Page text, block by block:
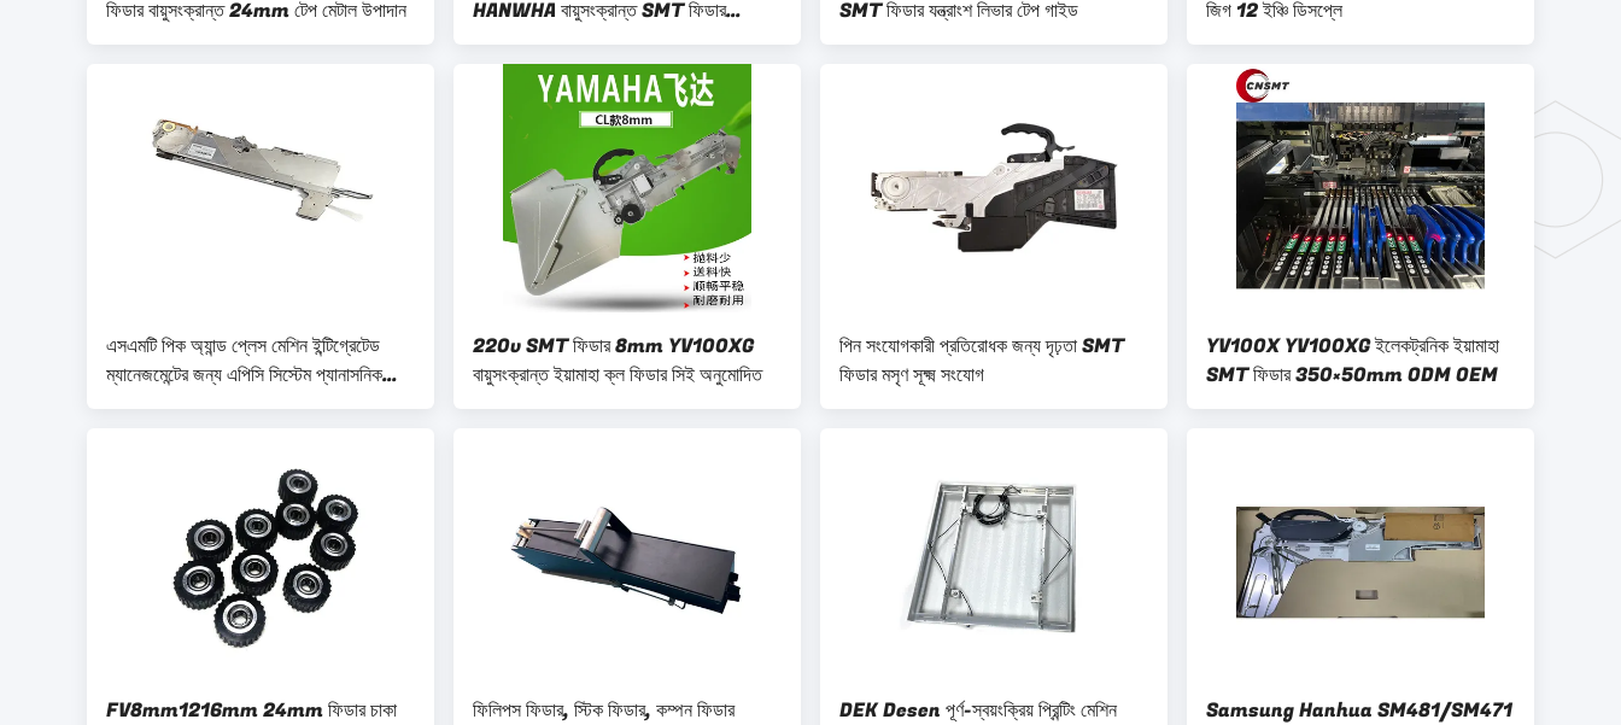
ফিডার বায়ুসংক্রান্ত 24mm টেপ মেটাল উপাদান
HANWHA বায়ুসংক্রান্ত SMT ফিডার
16mm 12mm
SMT ফিডার যন্ত্রাংশ লিভার টেপ গাইড
জিগ 12 ইঞ্চি ডিসপ্লে
এসএমটি পিক অ্যান্ড প্লেস মেশিন ইন্টিগ্রেটেড
ম্যানেজমেন্টের জন্য এপিসি সিস্টেম প্যানাসনিক
এনপিএম ফিডার
220v SMT ফিডার 8mm YV100XG
বায়ুসংক্রান্ত ইয়ামাহা ক্ল ফিডার সিই অনুমোদিত
পিন সংযোগকারী প্রতিরোধক জন্য দৃঢ়তা SMT
ফিডার মসৃণ সূক্ষ্ম সংযোগ
YV100X YV100XG ইলেকট্রনিক ইয়ামাহা
SMT ফিডার 350×50mm ODM OEM
FV8mm1216mm 24mm ফিডার চাকা ফিলিপস ফিডার, স্টিক ফিডার, কম্পন ফিডার DEK Desen পূর্ণ-স্বয়ংক্রিয় প্রিন্টিং মেশিন Samsung Hanhua SM481/SM471